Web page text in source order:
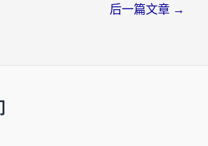
后一篇文章 →